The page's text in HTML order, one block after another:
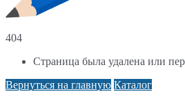
404
Страница была удалена или
Вернуться на главную Каталог